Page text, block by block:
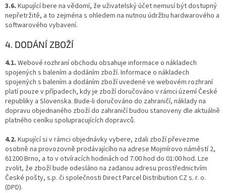
3.6. Kupující bere na vědomí, že uživatelský účet nemusí být dostupný
nepřetržitě, a to zejména s ohledem na nutnou údržbu hardwarového a
softwarového vybavení.
4. DODÁNÍ ZBOŽÍ
4.1. Webové rozhraní obchodu obsahuje informace o nákladech
spojených s balením a dodáním zboží. Informace o nákladech
spojených s balením a dodáním zboží uvedené ve webovém rozhraní
platí pouze v případech, kdy je zboží doručováno v rámci území České
republiky a Slovenska. Bude-li doručováno do zahraničí, náklady na
dopravu objednaného zboží do zahraničí budou stanoveny dle aktuálně
platného ceníku spolupracujících dopravců.
4.2. Kupující si v rámci objednávky vybere, zdali zboží převezme
osobně na provozovně prodávajícího na adrese Mojmírovo náměstí 2,
61200 Brno, a to v otvíracích hodinách od 7:00 hod do 01:00 hod. Lze
zvolit, že zboží bude odesláno na zadanou adresu prostřednictvím
České pošty, s.p. či společnosti Direct Parcel Distribution CZ s. r. o.
(DPD).